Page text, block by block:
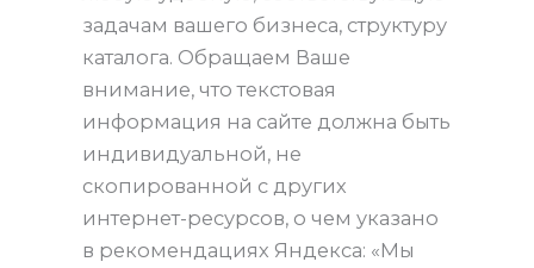
задачам вашего бизнеса, структуру
каталога. Обращаем Ваше
внимание, что текстовая
информация на сайте должна быть
индивидуальной, не
скопированной с других
интернет-ресурсов, о чем указано
в рекомендациях Яндекса: «Мы